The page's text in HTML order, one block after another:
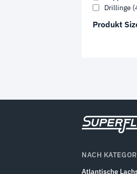
Drillinge
Produkt
NACH
Atlantische